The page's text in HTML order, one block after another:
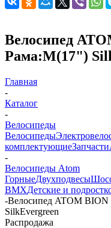
Велосипед
Рама:M(17")
Главная
-
Каталог
-
Велосипеды
Велосипеды
комплектующиеЗапчасти
-
Велосипеды Atom
ГорныеДвухподвесы
BMXДетские и
-Велосипед ATOM
SilkEvergreen
Распродажа